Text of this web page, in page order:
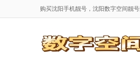
购买沈阳手机靓号，沈阳数字空间靓号